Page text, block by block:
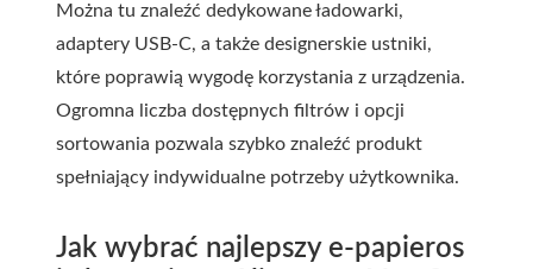
Można tu znaleźć dedykowane ładowarki,
adaptery USB-C, a także designerskie ustniki,
które poprawią wygodę korzystania z urządzenia.
Ogromna liczba dostępnych filtrów i opcji
sortowania pozwala szybko znaleźć produkt
spełniający indywidualne potrzeby użytkownika.
Jak wybrać najlepszy e-papieros